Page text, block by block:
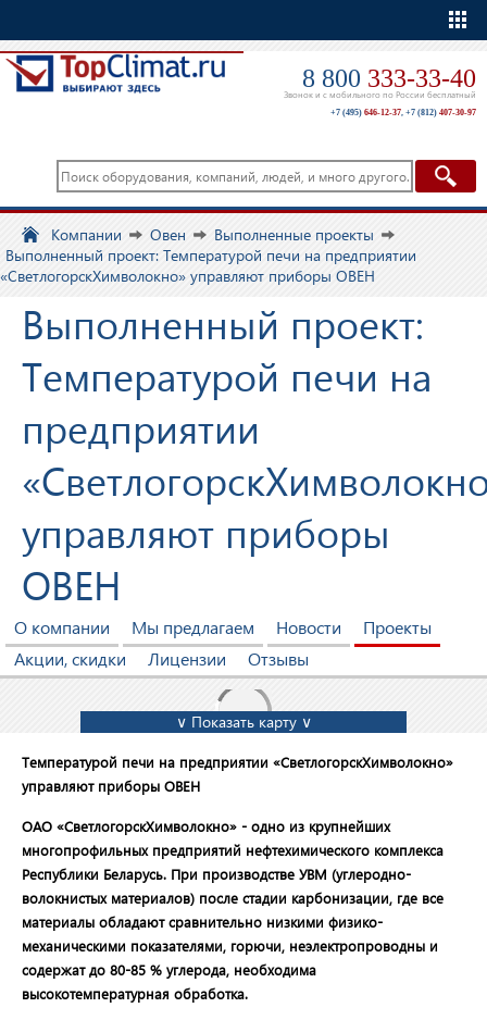
8 800 333-33-40
Звонок и с мобильного по России бесплатный
+7 (495) 646-12-37, +7 (812) 407-30-97
Компании Овен
Выполненные проекты
Выполненный проект: Температурой печи на предприятии
«СветлогорскХимволокно» управляют приборы ОВЕН
Выполненный проект:
Температурой печи на
предприятии
управляют приборы
ОВЕН
О компании Мы предлагаем Новости
Проекты
Акции, скидки
Лицензии Отзывы
∨ Показать карту ∨
Температурой печи на предприятии «СветлогорскХимволокно»
управляют приборы ОВЕН
ОАО «СветлогорскХимволокно» - одно из крупнейших
многопрофильных предприятий нефтехимического комплекса
Республики Беларусь. При производстве УВМ (углеродно-
волокнистых материалов) после стадии карбонизации, где все
материалы обладают сравнительно низкими физико-
механическими показателями, горючи, неэлектропроводны и
содержат до 80-85 % углерода, необходима
высокотемпературная обработка.